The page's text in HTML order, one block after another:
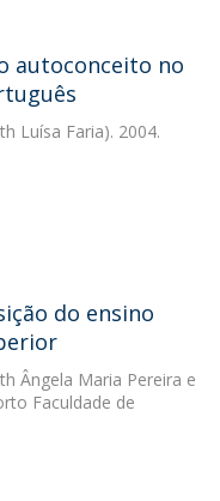
autoconceito no
Luísa Faria). 2004.
do ensino
Ângela Maria Pereira e
Faculdade de